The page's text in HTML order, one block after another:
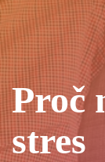
Proč
stres